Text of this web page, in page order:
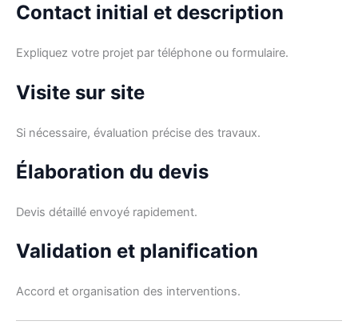
Contact initial et description
Expliquez votre projet par téléphone ou formulaire.
Visite sur site
Si nécessaire, évaluation précise des travaux.
Élaboration du devis
Devis détaillé envoyé rapidement.
Validation et planification
Accord et organisation des interventions.